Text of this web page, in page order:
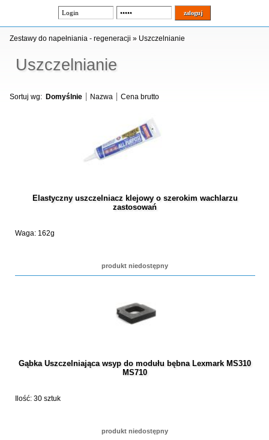
Uszczelnianie
Zestawy do napełniania - regeneracji » Uszczelnianie
Sortuj wg: Domyślnie Nazwa Cena brutto
Elastyczny uszczelniacz klejowy o szerokim wachlarzu
zastosowań
Waga: 162g
produkt niedostępny
Gąbka Uszczelniająca wsyp do modułu bębna Lexmark MS310
MS710
Ilość: 30 sztuk
produkt niedostępny